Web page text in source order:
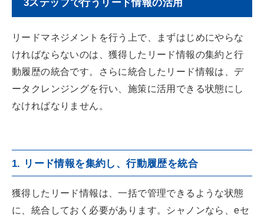
3ステップで行うリード情報の活用
リードマネジメントを行う上で、まずはじめにやらな
ければならないのは、獲得したリード情報の集約と行
動履歴の統合です。さらに統合したリード情報は、デ
ータクレンジングを行い、施策に活用できる状態にし
なければなりません。
1. リード情報を集約し、行動履歴を統合
獲得したリード情報は、一括で管理できるような状態
に、統合しておく必要があります。シャノンなら、eセ